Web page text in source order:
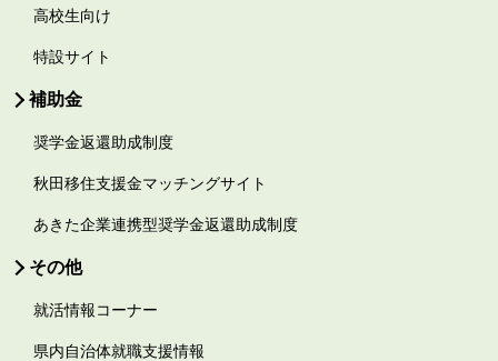
高校生向け
特設サイト
補助金
奨学金返還助成制度
秋田移住支援金マッチングサイト
あきた企業連携型奨学金返還助成制度
その他
就活情報コーナー
県内自治体就職支援情報